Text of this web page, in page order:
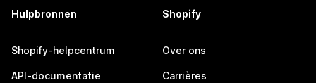
Hulpbronnen
Shopify-helpcentrum
API-documentatie
Shopify
Over ons
Carrières